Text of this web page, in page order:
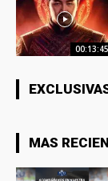
00:13:45
MAS